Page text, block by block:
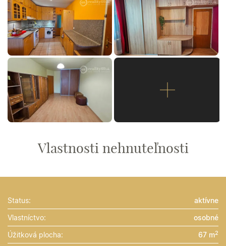
Vlastnosti nehnuteľnosti
Status:
aktívne
Vlastníctvo:
osobné
Úžitková plocha:
67 m2